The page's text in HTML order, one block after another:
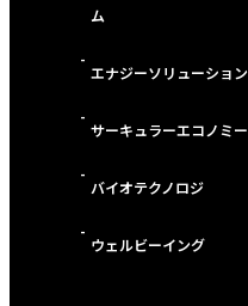
ム
-
エナジーソリューション
-
サーキュラーエコノミー
-
バイオテクノロジ
-
ウェルビーイング